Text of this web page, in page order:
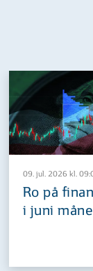
09. jul. 2026 kl.
Ro på
i juni